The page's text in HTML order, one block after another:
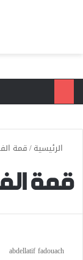
الرئيسية/قمة
قمة
abdellatif fadouach